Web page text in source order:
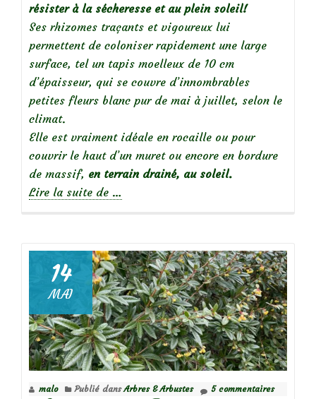
résister à la sécheresse et au plein soleil!
Ses rhizomes traçants et vigoureux lui
permettent de coloniser rapidement une large
surface, tel un tapis moelleux de 10 cm
d’épaisseur, qui se couvre d’innombrables
petites fleurs blanc pur de mai à juillet, selon le
climat.
Elle est vraiment idéale en rocaille ou pour
couvrir le haut d’un muret ou encore en bordure
de massif, en terrain drainé, au soleil.
Lire la suite de
de
souris
…
14
MAI
malo Publié dansArbres & Arbustes 5 commentaires